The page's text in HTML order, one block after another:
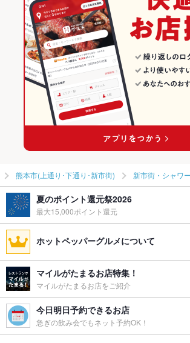
熊本市(上通り･下通り･新市街) 新市街・シャワ
夏のポイント還元祭2026
最大15,000ポイント還元
ホットペッパーグルメについて
マイルがたまるお店特集！
マイルがたまるお店をご紹介
今日明日予約できるお店
急ぎの飲み会でもネット予約OK！